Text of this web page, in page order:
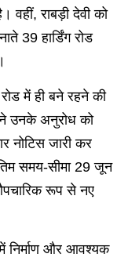
वहीं, राबड़ी देवी को
39 हार्डिंग रोड
में ही बने रहने की
ने उनके अनुरोध को
नोटिस जारी कर
समय-सीमा 29 जून
रूप से नए
निर्माण और आवश्यक